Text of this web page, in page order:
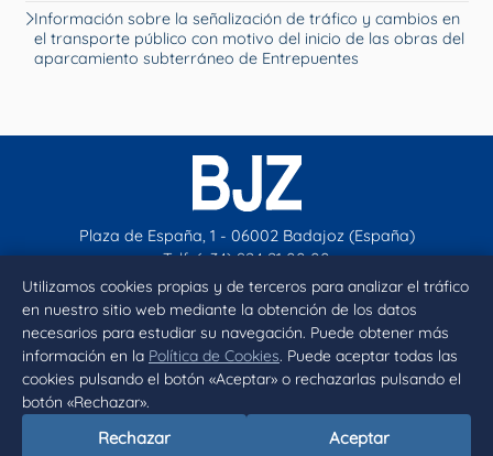
Utilizamos cookies propias y de terceros para analizar el tráfico
en nuestro sitio web mediante la obtención de los datos
necesarios para estudiar su navegación. Puede obtener más
información en la Política de Cookies. Puede aceptar todas las
cookies pulsando el botón «Aceptar» o rechazarlas pulsando el
botón «Rechazar».
Rechazar Aceptar
Información sobre la señalización de tráfico y cambios en
el transporte público con motivo del inicio de las obras del
aparcamiento subterráneo de Entrepuentes
Plaza de España, 1 - 06002 Badajoz (España)
Telf. (+34) 924 21 00 00
contacto@aytobadajoz.es
Facebook
X Instagram
YouTube
Inicio Aviso legal
Declaración de accesibilidad